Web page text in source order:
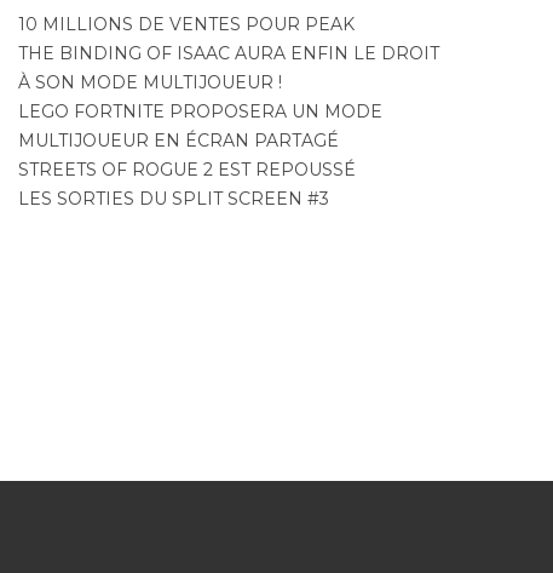
10 MILLIONS DE VENTES POUR PEAK
THE BINDING OF ISAAC AURA ENFIN LE DROIT
À SON MODE MULTIJOUEUR !
LEGO FORTNITE PROPOSERA UN MODE
MULTIJOUEUR EN ÉCRAN PARTAGÉ
STREETS OF ROGUE 2 EST REPOUSSÉ
LES SORTIES DU SPLIT SCREEN #3